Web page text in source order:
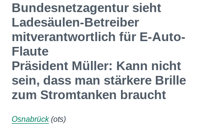
Bundesnetzagentur sieht
Ladesäulen-Betreiber
mitverantwortlich für E-Auto-
Flaute
Präsident Müller: Kann nicht
sein, dass man stärkere Brille
zum Stromtanken braucht
Osnabrück(ots)